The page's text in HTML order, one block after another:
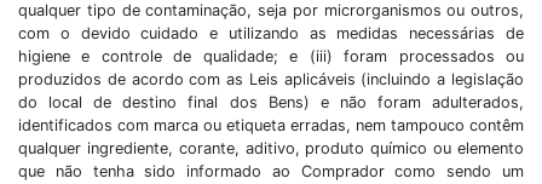
qualquer tipo de contaminação, seja por microrganismos ou outros,
com o devido cuidado e utilizando as medidas necessárias de
higiene e controle de qualidade; e (iii) foram processados ou
produzidos de acordo com as Leis aplicáveis (incluindo a legislação
do local de destino final dos Bens) e não foram adulterados,
identificados com marca ou etiqueta erradas, nem tampouco contêm
qualquer ingrediente, corante, aditivo, produto químico ou elemento
que não tenha sido informado ao Comprador como sendo um